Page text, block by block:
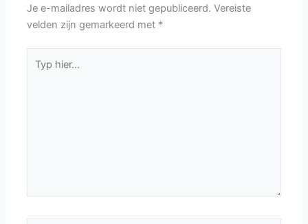
Je e-mailadres wordt niet gepubliceerd. Vereiste
velden zijn gemarkeerd met *
hier...